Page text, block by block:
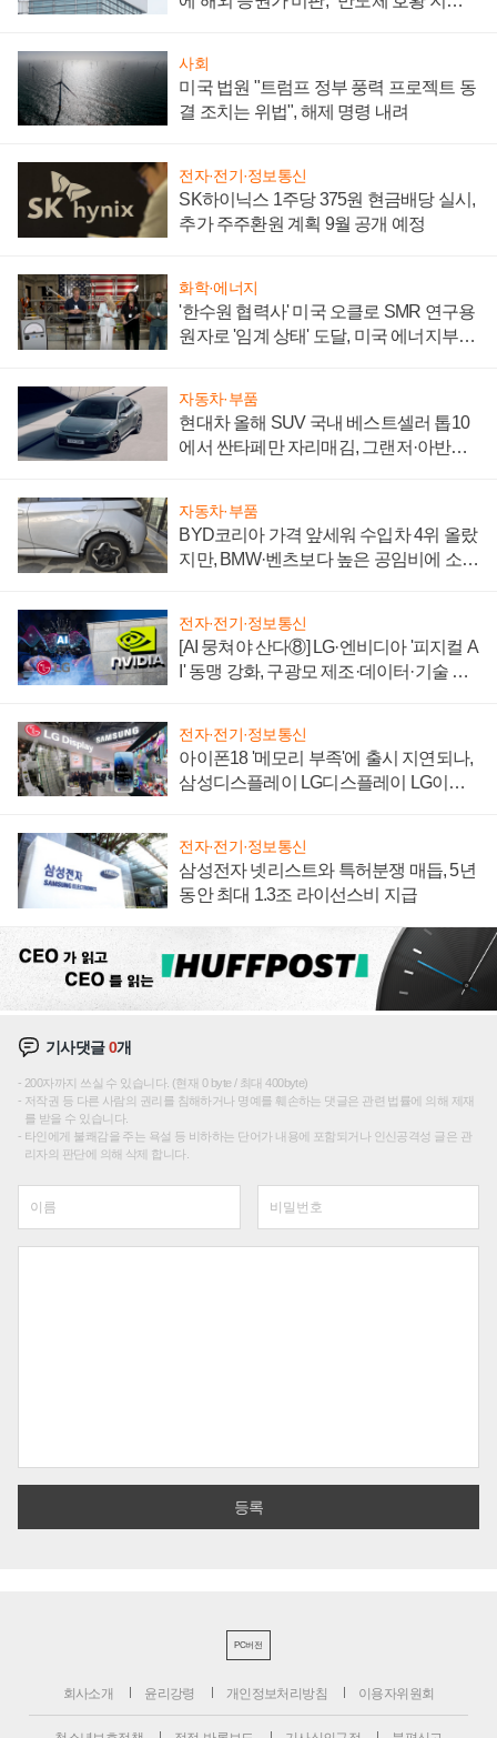
사회
미국 법원 "트럼프 정부 풍력 프로젝트 동
결 조치는 위법", 해제 명령 내려
전자·전기·정보통신
SK하이닉스 1주당 375원 현금배당 실시,
추가 주주환원 계획 9월 공개 예정
화학·에너지
'한수원 협력사' 미국 오클로 SMR 연구용
원자로 '임계 상태' 도달, 미국 에너지부
자동차·부품
현대차 올해 SUV 국내 베스트셀러 톱10
에서 싼타페만 자리매김, 그랜저·아반떼
자동차·부품
BYD코리아 가격 앞세워 수입차 4위 올랐
지만, BMW·벤츠보다 높은 공임비에 소비
전자·전기·정보통신
[AI 뭉쳐야 산다⑧] LG·엔비디아 '피지컬 A
I' 동맹 강화, 구광모 제조·데이터·기술 결
전자·전기·정보통신
아이폰18 '메모리 부족'에 출시 지연되나,
삼성디스플레이 LG디스플레이 LG이노
전자·전기·정보통신
삼성전자 넷리스트와 특허분쟁 매듭, 5년
동안 최대 1.3조 라이선스비 지급
기사댓글0개
200자까지 쓰실 수 있습니다. (현재 0 byte / 최대 400byte)
저작권 등 다른 사람의 권리를 침해하거나 명예를 훼손하는 댓글은 관련 법률에 의해 제재
를 받을 수 있습니다.
타인에게 불쾌감을 주는 욕설 등 비하하는 단어가 내용에 포함되거나 인신공격성 글은 관
리자의 판단에 의해 삭제 합니다.
PC버전
회사소개 윤리강령 개인정보처리방침 이용자위원회